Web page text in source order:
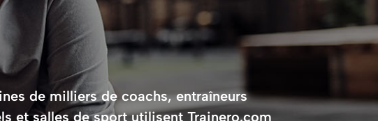
de milliers de coachs, entraîneurs
et salles de sport utilisent Trainero.com